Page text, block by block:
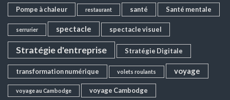
Pompe à chaleur restaurant santé Santé mentale
serrurier spectacle spectacle visuel
Stratégie d'entreprise Stratégie Digitale
transformation numérique volets roulants voyage
voyage au Cambodge voyage Cambodge